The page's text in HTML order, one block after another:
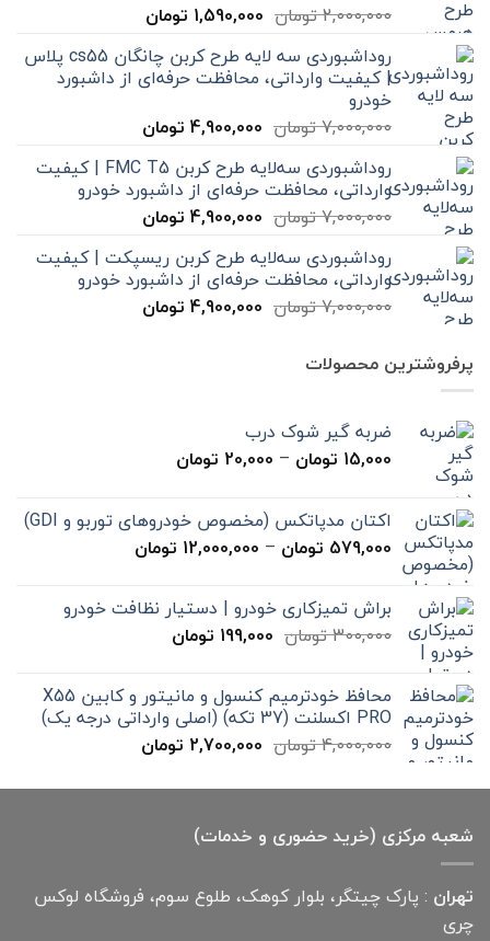
2,000,000تومان قیمت
2,000,000 تومان
بود.
1,590,000 تومانقیمت
1,590,000 تومان
است.
روداشبوردی سه‌ لایه طرح کربن چانگان cs55 پلاس
| کیفیت وارداتی، محافظت حرفه‌ای از داشبورد
خودرو
7,000,000تومان قیمت
7,000,000 تومان
بود.
4,900,000 تومانقیمت
4,900,000 تومان
است.
روداشبوردی سه‌لایه طرح کربن FMC T5 | کیفیت
وارداتی، محافظت حرفه‌ای از داشبورد خودرو
7,000,000تومان قیمت
7,000,000 تومان
بود.
4,900,000 تومانقیمت
4,900,000 تومان
است.
روداشبوردی سه‌لایه طرح کربن ریسپکت | کیفیت
وارداتی، محافظت حرفه‌ای از داشبورد خودرو
7,000,000تومان قیمت
4,900,000 تومانقیمت
پرفروشترین محصولات
ضربه گیر شوک درب
15,000 تومان –
20,000 تومان
تا
20,000 تومان
اکتان مدپاتکس (مخصوص خودروهای توربو و GDI)
579,000 تومان –
12,000,000 تومان
تا
براش تمیزکاری خودرو | دستیار نظافت خودرو
300,000تومان قیمت
بود.
199,000 تومانقیمت
199,000 تومان
است. محافظ خودترمیم کنسول و مانیتور و کابین X55
PRO اکسلنت (37 تکه) (اصلی وارداتی درجه یک)
4,000,000تومان قیمت
4,000,000 تومان
2,700,000 تومانقیمت
2,700,000 تومان
شعبه مرکزی (خرید حضوری و خدمات)
تهران : پارک چیتگر، بلوار کوهک، طلوع سوم، فروشگاه لوکس
چری